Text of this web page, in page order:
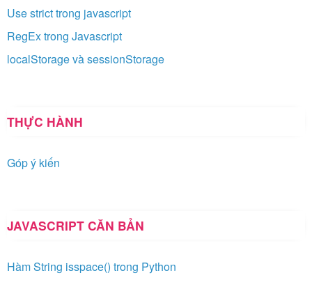
Use strict trong javascript
RegEx trong Javascript
localStorage và sessionStorage
THỰC HÀNH
Góp ý kiến
JAVASCRIPT CĂN BẢN
Hàm String isspace() trong Python